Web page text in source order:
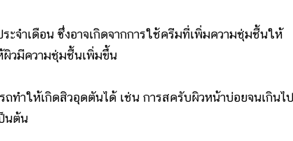
ะจำเดือน ซึ่งอาจเกิดจากการใช้ครีมที่เพิ่มความชุ่มชื้นให้
ผิวมีความชุ่มชื้นเพิ่มขึ้น
ทำให้เกิดสิวอุดตันได้ เช่น การสครับผิวหน้าบ่อยจนเกินไ
นต้น